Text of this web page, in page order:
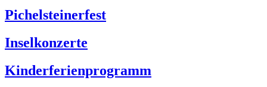
Pichelsteinerfest
Inselkonzerte
Kinderferienprogramm